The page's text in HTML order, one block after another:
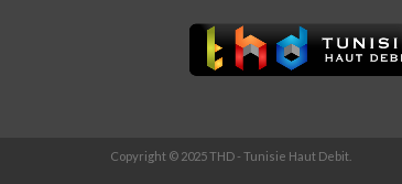
Copyright © 2025 THD - Tunisie Haut Debit.